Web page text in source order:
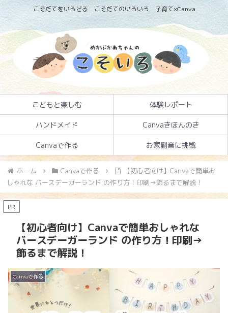
こそだてをいろどる こそだてのいろいろ 子育て×Canva
こどもと楽しむ 体験レポート
ハンドメイド Canvaきほんのき
Canvaで作る お家副業に挑戦
ホーム Canvaで作る
【初心者向け】Canvaで簡単お
しゃれな バースデーガーランド の作り方！印刷→飾るまで解説！
PR
【初心者向け】Canvaで簡単おしゃれな
バースデーガーランド の作り方！印刷→
飾るまで解説！
Canvaで作る